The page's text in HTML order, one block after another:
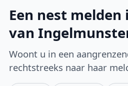
Een nest
van
Woont u in een
rechtstreeks naar haar